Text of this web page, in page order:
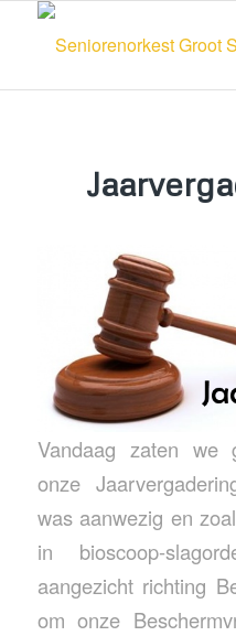
Vandaag zaten we
onze
was aanwezig en
in bioscoop-
aangezicht richting
om onze